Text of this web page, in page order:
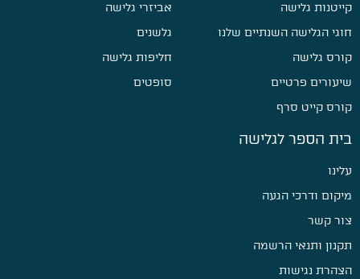
קייטנות גלישה
חוגי הגלישה השנתיים שלנו
קורס גלישה
שיעורים פרטיים
קורס קייט סרף
אביזרי גלישה
גלשנים
חליפות גלישה
סופטים
בית הספר לגלישה
עלינו
מיקום ודרכי הגעה
צור קשר
תקנון ותנאי הרשמה
הצהרת נגישות